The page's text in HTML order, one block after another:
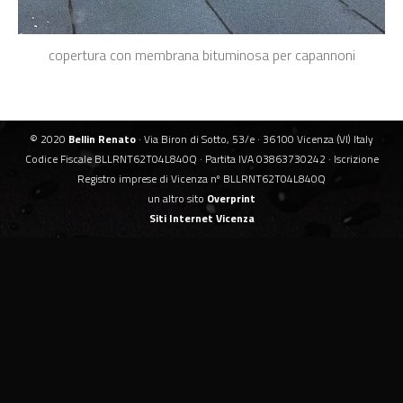
copertura con membrana bituminosa per capannoni
© 2020 Bellin Renato · Via Biron di Sotto, 53/e · 36100 Vicenza (VI) Italy
Codice Fiscale BLLRNT62T04L840Q · Partita IVA 03863730242 · Iscrizione
Registro imprese di Vicenza nº BLLRNT62T04L840Q
un altro sito Overprint
Siti Internet Vicenza